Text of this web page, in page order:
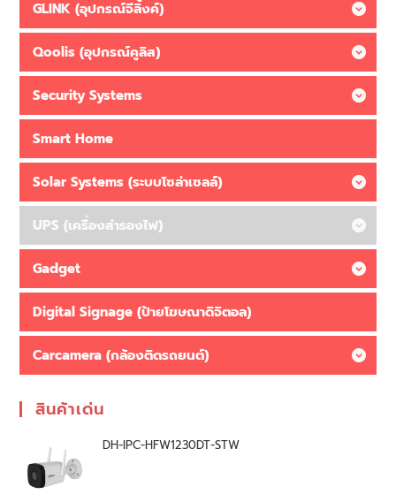
GLINK (อุปกรณ์จีลิ้งค์)
Qoolis (อุปกรณ์คูลิส)
Security Systems
Smart Home
Solar Systems (ระบบโซล่าเซลล์)
UPS (เครื่องสำรองไฟ)
Gadget
Digital Signage (ป้ายโฆษณาดิจิตอล)
Carcamera (กล้องติดรถยนต์)
สินค้าเด่น
DH-IPC-HFW1230DT-STW